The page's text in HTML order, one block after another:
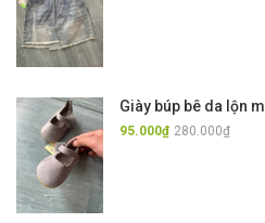
Giày búp bê da lộn
95.000₫ 280.000₫